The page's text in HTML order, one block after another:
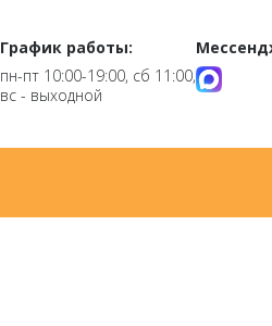
График работы:
пн-пт 10:00-19:00, сб 11:00,
вс - выходной